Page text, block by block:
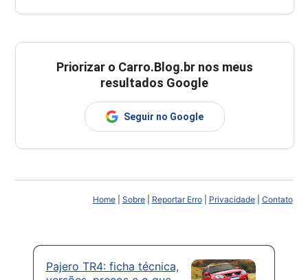
Priorizar o Carro.Blog.br nos meus
resultados Google
Seguir no Google
Home| Sobre| Reportar Erro| Privacidade| Contato
Pajero TR4: ficha técnica,